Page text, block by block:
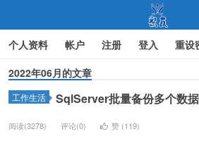
个人资料 帐户 注册 登入
重设
2022年06月的文章
工作生活 SqlServer批量备份多个数
阅读(3278) 评论(0) 赞 (119)